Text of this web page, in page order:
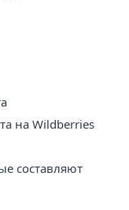
на Wildberries
составляют